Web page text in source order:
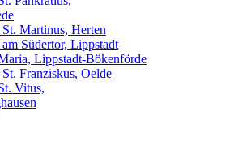
Martinus, Herten
Südertor, Lippstadt
Lippstadt-Bökenförde
Franziskus, Oelde
Vitus,